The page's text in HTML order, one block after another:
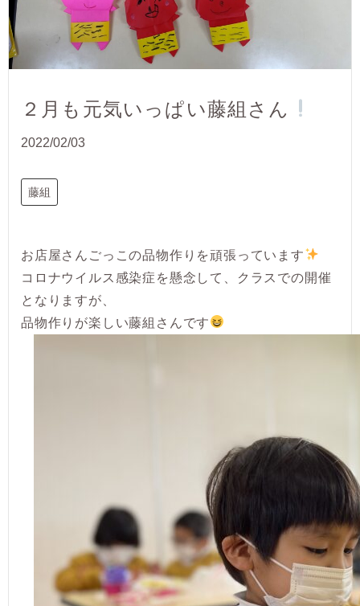
２月も元気いっぱい藤組さん
2022/02/03
藤組
お店屋さんごっこの品物作りを頑張っています
コロナウイルス感染症を懸念して、クラスでの開催
となりますが、
品物作りが楽しい藤組さんです